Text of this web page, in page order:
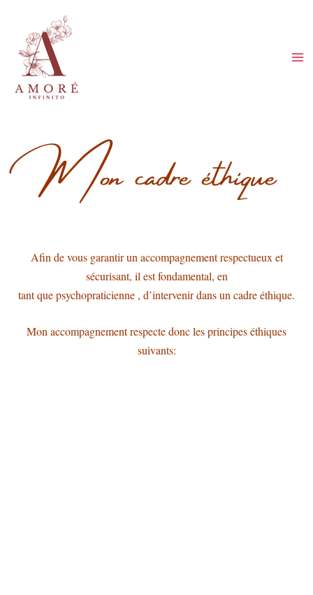
contenu
Mon cadre éthique
Afin de vous garantir un accompagnement respectueux et
sécurisant, il est fondamental, en
tant que psychopraticienne , d’intervenir dans un cadre éthique.
Mon accompagnement respecte donc les principes éthiques
suivants: